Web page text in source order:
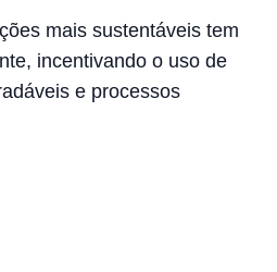
mais sustentáveis tem
incentivando o uso de
e processos